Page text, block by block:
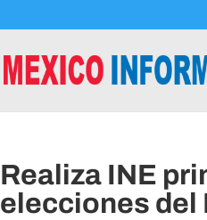
Realiza INE
elecciones del